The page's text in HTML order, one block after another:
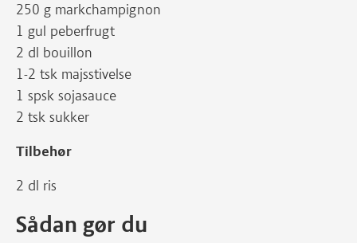
250 g markchampignon
1 gul peberfrugt
2 dl bouillon
1-2 tsk majsstivelse
1 spsk sojasauce
2 tsk sukker
Tilbehør
2 dl ris
Sådan gør du